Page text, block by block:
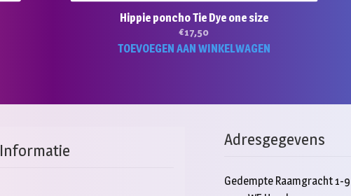
variaties.
kan
Hippie poncho Tie Dye one size
€17,50
TOEVOEGEN AAN WINKELWAGEN
Informatie
Adresgegevens
Gedempte Raamgracht 1-9